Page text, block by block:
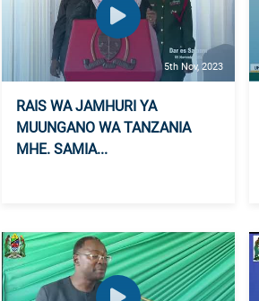
5th Nov, 2023
RAIS WA JAMHURI YA
MUUNGANO WA TANZANIA
MHE. SAMIA...